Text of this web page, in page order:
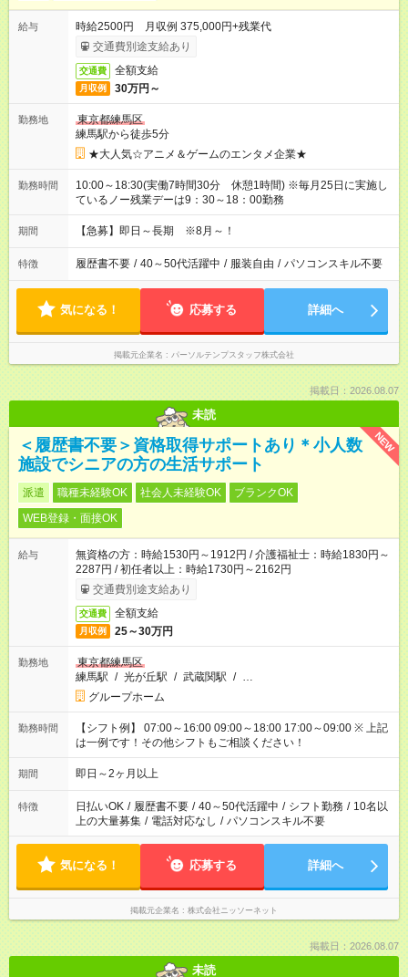
給与
時給2500円 月収例 375,000円+残業代
交通費別途支給あり
交通費 全額支給
月収例 30万円～
勤務地
東京都練馬区
練馬駅から徒歩5分
★大人気☆アニメ＆ゲームのエンタメ企業★
勤務時間
10:00～18:30(実働7時間30分 休憩1時間) ※毎月25日に実施し
ているノー残業デーは9：30～18：00勤務
期間 【急募】即日～長期 ※8月～！
特徴 履歴書不要 / 40～50代活躍中 / 服装自由 / パソコンスキル不要
気になる！ 応募する 詳細へ
掲載元企業名 パーソルテンプスタッフ株式会社
掲載日：2026.08.07
未読
NEW
＜履歴書不要＞資格取得サポートあり＊小人数
施設でシニアの方の生活サポート
派遣 職種未経験OK 社会人未経験OK
ブランクOK
WEB登録・面接OK
給与
無資格の方：時給1530円～1912円 / 介護福祉士：時給1830円～
2287円 / 初任者以上：時給1730円～2162円
交通費別途支給あり
交通費 全額支給
月収例 25～30万円
勤務地
東京都練馬区
練馬駅 / 光が丘駅 / 武蔵関駅 / …
グループホーム
勤務時間
【シフト例】 07:00～16:00 09:00～18:00 17:00～09:00 ※ 上記
は一例です！その他シフトもご相談ください！
期間 即日～2ヶ月以上
特徴 日払いOK / 履歴書不要 / 40～50代活躍中 / シフト勤務 / 10名以
上の大量募集 / 電話対応なし / パソコンスキル不要
気になる！ 応募する 詳細へ
掲載元企業名 株式会社ニッソーネット
掲載日：2026.08.07
未読